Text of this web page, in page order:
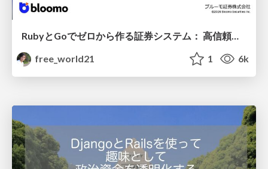
RubyとGoでゼロから作る証券システム： 高信頼性が求められるシステムのコードの外側にある設計と運用のリアル
free_world21
1 6k